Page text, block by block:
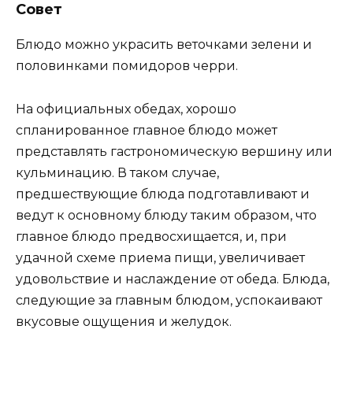
Совет
Блюдо можно украсить веточками зелени и
половинками помидоров черри.
На официальных обедах, хорошо
спланированное главное блюдо может
представлять гастрономическую вершину или
кульминацию. В таком случае,
предшествующие блюда подготавливают и
ведут к основному блюду таким образом, что
главное блюдо предвосхищается, и, при
удачной схеме приема пищи, увеличивает
удовольствие и наслаждение от обеда. Блюда,
следующие за главным блюдом, успокаивают
вкусовые ощущения и желудок.